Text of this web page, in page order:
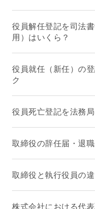
役員解任登記を司法
用）はいくら？
役員就任（新任）の
ク
役員死亡登記を法務
取締役の辞任届・退
取締役と執行役員の
株式会社における代